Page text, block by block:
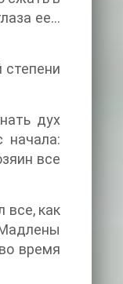
ее…
степени
дух
начала:
все
все, как
время